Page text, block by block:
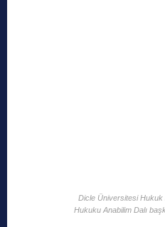
Dicle Üniversitesi
Hukuku Anabilim Dalı